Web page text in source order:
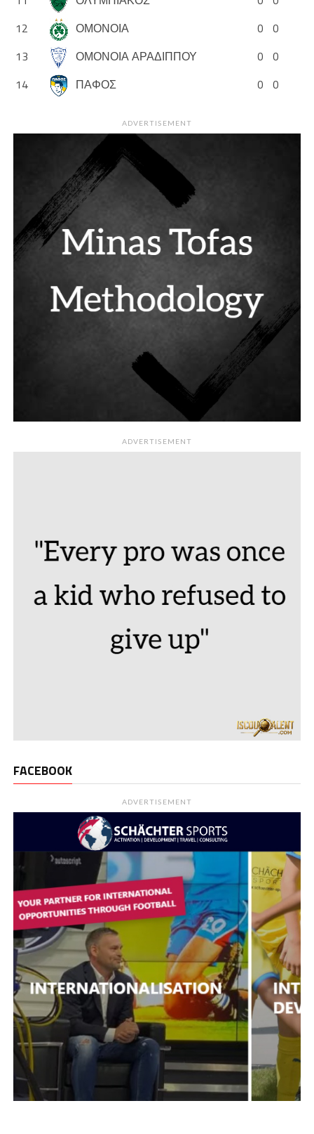
12
ΟΜΟΝΟΙΑ 0 0
13
ΟΜΟΝΟΙΑ ΑΡΑΔΙΠΠΟΥ 0 0
14
ΠΑΦΟΣ 0 0
ADVERTISEMENT
ADVERTISEMENT
FACEBOOK
ADVERTISEMENT